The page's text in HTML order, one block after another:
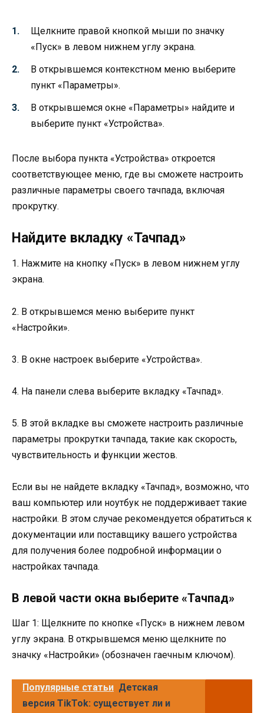
Щелкните правой кнопкой мыши по значку
«Пуск» в левом нижнем углу экрана.
В открывшемся контекстном меню выберите
пункт «Параметры».
В открывшемся окне «Параметры» найдите и
выберите пункт «Устройства».
После выбора пункта «Устройства» откроется
соответствующее меню, где вы сможете настроить
различные параметры своего тачпада, включая
прокрутку.
Найдите вкладку «Тачпад»
1. Нажмите на кнопку «Пуск» в левом нижнем углу
экрана.
2. В открывшемся меню выберите пункт
«Настройки».
3. В окне настроек выберите «Устройства».
4. На панели слева выберите вкладку «Тачпад».
5. В этой вкладке вы сможете настроить различные
параметры прокрутки тачпада, такие как скорость,
чувствительность и функции жестов.
Если вы не найдете вкладку «Тачпад», возможно, что
ваш компьютер или ноутбук не поддерживает такие
настройки. В этом случае рекомендуется обратиться к
документации или поставщику вашего устройства
для получения более подробной информации о
настройках тачпада.
В левой части окна выберите «Тачпад»
Шаг 1: Щелкните по кнопке «Пуск» в нижнем левом
углу экрана. В открывшемся меню щелкните по
значку «Настройки» (обозначен гаечным ключом).
Популярные статьи Детская
версия TikTok: существует ли и